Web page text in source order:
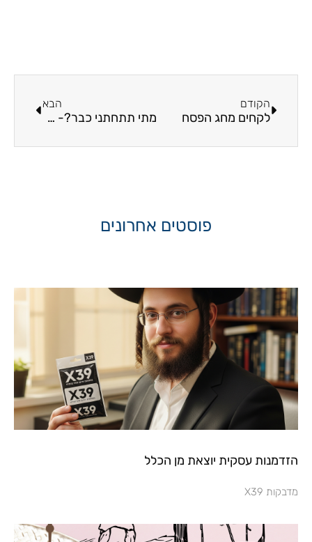
הקודם
לקחים מחג הפסח
הבא
מתי תתחתני כבר?- הסודות מאחורי המילים "מערכת יחסים"
פוסטים אחרונים
הזדמנות עסקית יוצאת מן הכלל
מדבקות X39